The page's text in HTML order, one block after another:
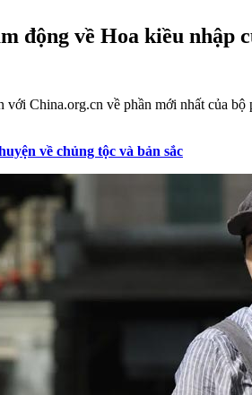
động về Hoa kiều nhập
với China.org.cn về phần mới nhất của
về chủng tộc và bản sắc